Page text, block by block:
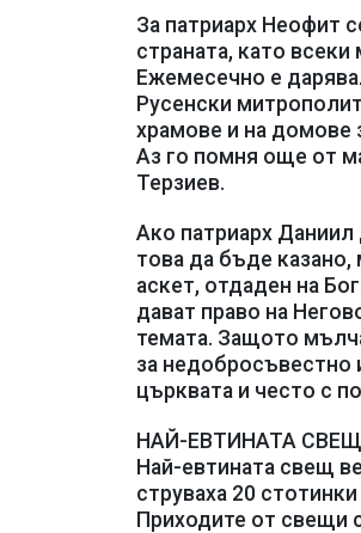
За патриарх Неофит
страната, като
Ежемесечно е
Русенски
храмове и на домове
Аз го помня още от
Терзиев.
Ако патриарх Даниил
това да бъде
аскет, отдаден на
дават право на
темата. Защото
за недобросъвестно
църквата и често с
НАЙ-ЕВТИНАТА
Най-евтината свещ
струваха 20
Приходите от свещи